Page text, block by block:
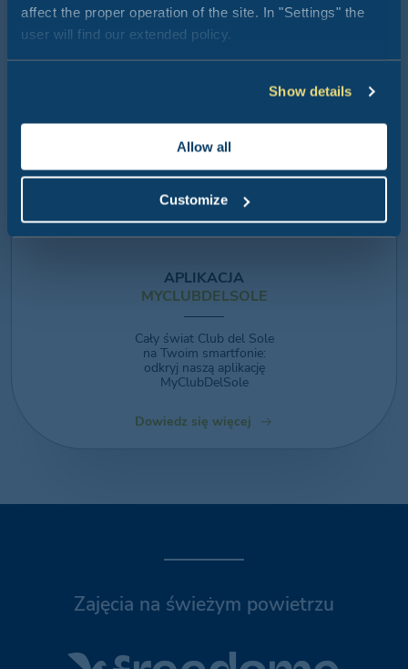
affect the proper operation of the site. In "Settings" the
user will find our extended policy.
Show details
Allow all
Customize
wakacjami dzięki
bezgotówkowym
płatnościom w Club del
APLIKACJA
MYCLUBDELSOLE
Cały świat Club del Sole
na Twoim smartfonie:
odkryj naszą aplikację
MyClubDelSole
Dowiedz się więcej
Zajęcia na świeżym powietrzu